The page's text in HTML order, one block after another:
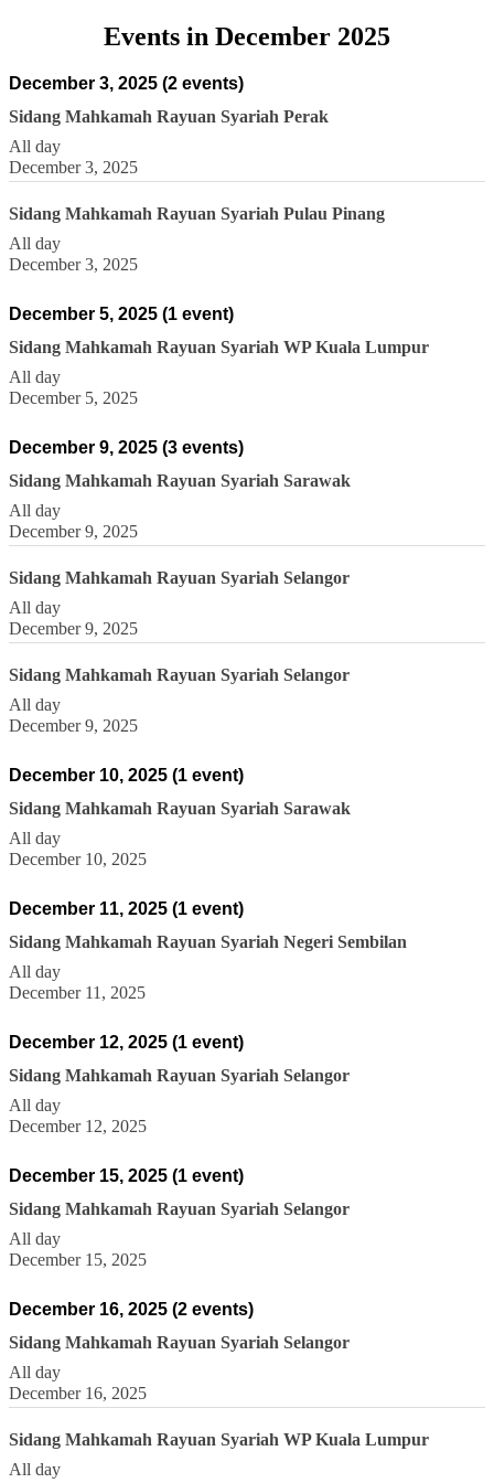
Events in December 2025
December 3, 2025 (2 events)
Sidang Mahkamah Rayuan Syariah Perak
All day
December 3, 2025
Sidang Mahkamah Rayuan Syariah Pulau Pinang
All day
December 3, 2025
December 5, 2025 (1 event)
Sidang Mahkamah Rayuan Syariah WP Kuala Lumpur
All day
December 5, 2025
December 9, 2025 (3 events)
Sidang Mahkamah Rayuan Syariah Sarawak
All day
December 9, 2025
Sidang Mahkamah Rayuan Syariah Selangor
All day
December 9, 2025
Sidang Mahkamah Rayuan Syariah Selangor
All day
December 9, 2025
December 10, 2025 (1 event)
Sidang Mahkamah Rayuan Syariah Sarawak
All day
December 10, 2025
December 11, 2025 (1 event)
Sidang Mahkamah Rayuan Syariah Negeri Sembilan
All day
December 11, 2025
December 12, 2025 (1 event)
Sidang Mahkamah Rayuan Syariah Selangor
All day
December 12, 2025
December 15, 2025 (1 event)
Sidang Mahkamah Rayuan Syariah Selangor
All day
December 15, 2025
December 16, 2025 (2 events)
Sidang Mahkamah Rayuan Syariah Selangor
All day
December 16, 2025
Sidang Mahkamah Rayuan Syariah WP Kuala Lumpur
All day